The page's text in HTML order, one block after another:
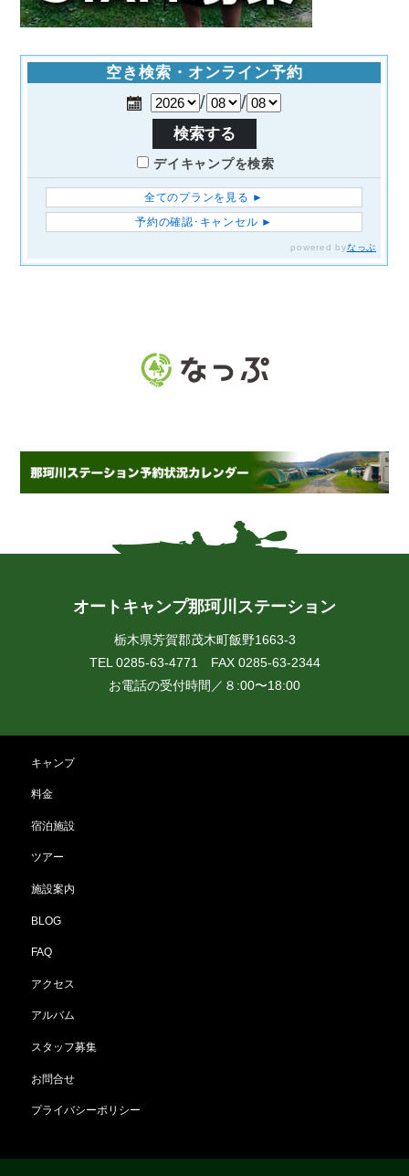
オートキャンプ那珂川ステーション
栃木県芳賀郡茂木町飯野1663-3
TEL 0285-63-4771 FAX 0285-63-2344
お電話の受付時間／８:00〜18:00
キャンプ
料金
宿泊施設
ツアー
施設案内
BLOG
FAQ
アクセス
アルバム
スタッフ募集
お問合せ
プライバシーポリシー